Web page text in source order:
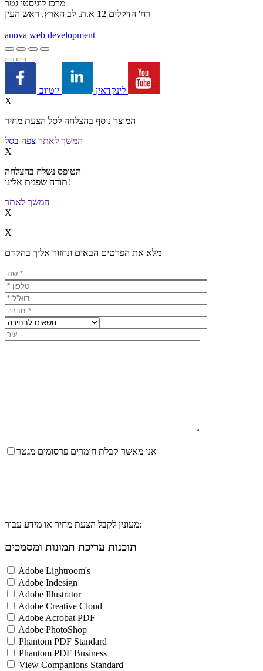
מרכז לוגיסטי גטר
רח' הדקלים 12 א.ת. לב הארץ, ראש העין
anova web development
לינקדאין
X
המוצר נוסף בהצלחה לסל הצעת מחיר
המשך לאתר צפה בסל
X
הטופס נשלח בהצלחה
תודה שפנית אלינו!
המשך לאתר
X
X
מלא את הפרטים הבאים ונחזור אליך בהקדם
אני מאשר קבלת חומרים פרסומים מגטר
מעונין לקבל הצעת מחיר או מידע עבור:
תוכנות עריכת תמונות ומסמכים
Adobe Lightroom's
Adobe Indesign
Adobe Illustrator
Adobe Creative Cloud
Adobe Acrobat PDF
Adobe PhotoShop
Phantom PDF Standard
Phantom PDF Business
View Companions Standard